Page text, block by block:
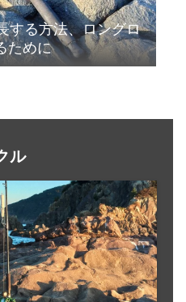
する方法、ロングロ
ために
ル